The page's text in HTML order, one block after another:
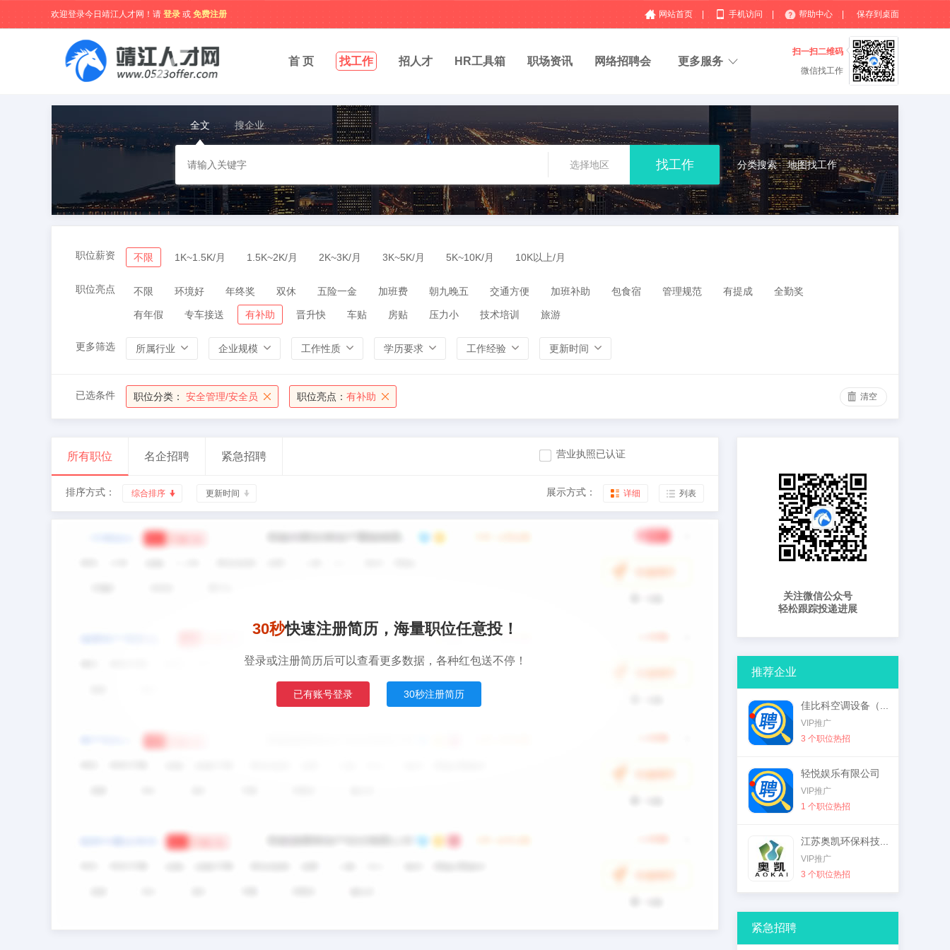
欢迎登录今日靖江人才网！请 登录 或 免费注册 网站首页 手机访问 帮助中心 保存到桌面
首 页 找工作 招人才 HR工具箱 职场资讯 网络招聘会
扫一扫二维码
微信找工作
更多服务
全文 搜企业
选择地区 分类搜索 地图找工作
职位薪资 不限 1K~1.5K/月 1.5K~2K/月 2K~3K/月 3K~5K/月 5K~10K/月 10K以上/月
职位亮点 不限 环境好 年终奖 双休 五险一金 加班费 朝九晚五 交通方便 加班补助 包食宿 管理规范 有提成 全勤奖
有年假 专车接送 有补助 晋升快 车贴 房贴 压力小 技术培训 旅游
更多筛选 所属行业 企业规模 工作性质 学历要求 工作经验 更新时间
已选条件 职位分类： 安全管理/安全员 职位亮点： 有补助 清空
所有职位 名企招聘 紧急招聘 营业执照已认证
排序方式： 综合排序 更新时间 展示方式： 详细 列表
30秒快速注册简历，海量职位任意投！
登录或注册简历后可以查看更多数据，各种红包送不停！
已有账号登录 30秒注册简历
关注微信公众号
轻松跟踪投递进展
推荐企业
佳比科空调设备（...
VIP推广
3 个职位热招
轻悦娱乐有限公司
VIP推广
1 个职位热招
江苏奥凯环保科技...
VIP推广
3 个职位热招
紧急招聘